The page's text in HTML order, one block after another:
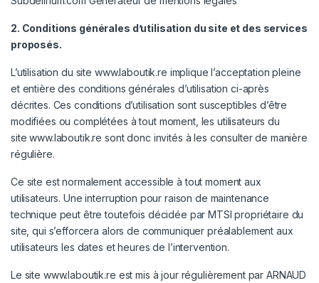
2. Conditions générales d’utilisation du site et des services
proposés.
L’utilisation du site www.laboutik.re implique l’acceptation pleine
et entière des conditions générales d’utilisation ci-après
décrites. Ces conditions d’utilisation sont susceptibles d’être
modifiées ou complétées à tout moment, les utilisateurs du
sitewww.laboutik.re sont donc invités à les consulter de manière
régulière.
Ce site est normalement accessible à tout moment aux
utilisateurs. Une interruption pour raison de maintenance
technique peut être toutefois décidée par MTSI propriétaire du
site, qui s’efforcera alors de communiquer préalablement aux
utilisateurs les dates et heures de l’intervention.
Le site www.laboutik.re est mis à jour régulièrement par ARNAUD